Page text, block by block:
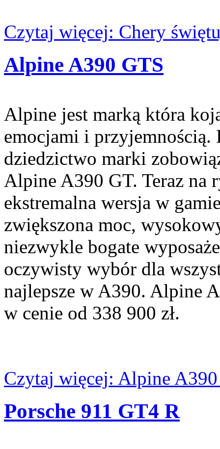
Czytaj więcej: Chery
Alpine A390 GTS
Alpine jest marką która
emocjami i przyjemnością.
dziedzictwo marki
Alpine A390 GT. Teraz na
ekstremalna wersja w
zwiększona moc,
niezwykle bogate
oczywisty wybór dla
najlepsze w A390. Alpine
w cenie od 338 900 zł.
Czytaj więcej: Alpine
Porsche 911 GT4 R